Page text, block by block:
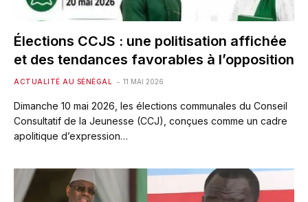
Élections CCJS : une politisation affichée
et des tendances favorables à l’opposition
ACTUALITÉ AU SÉNÉGAL 11 MAI 2026
Dimanche 10 mai 2026, les élections communales du Conseil
Consultatif de la Jeunesse (CCJ), conçues comme un cadre
apolitique d’expression…